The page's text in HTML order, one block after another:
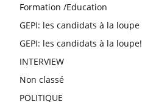
Formation /Education
GEPI: les candidats à la loupe
GEPI: les candidats à la loupe!
INTERVIEW
Non classé
POLITIQUE